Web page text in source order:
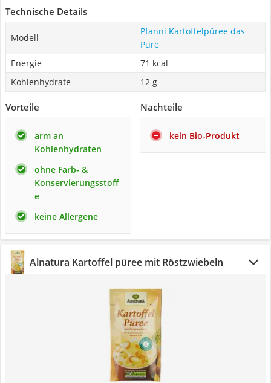
Technische Details
Modell
Pfanni Kartoffelpüree das
Pure
Energie
71 kcal
Kohlenhydrate
12 g
Vorteile
arm an
Kohlenhydraten
ohne Farb- &
Konservierungsstoff
e
keine Allergene
Nachteile
kein Bio-Produkt
Alnatura Kartoffel püree mit Röstzwiebeln